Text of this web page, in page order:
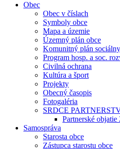
Obec
Obec v číslach
Symboly obce
Mapa a územie
Územný plán obce
Komunitný plán
Program hosp. a soc.
Civilná ochrana
Kultúra a šport
Projekty
Obecný časopis
Fotogaléria
SRDCE
Partnerské objatie
Samospráva
Starosta obce
Zástupca starostu obce